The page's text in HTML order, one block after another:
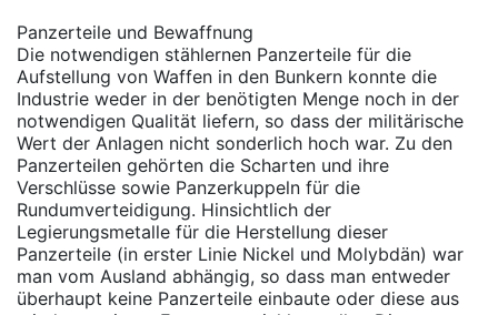
Panzerteile und Bewaffnung
Die notwendigen stählernen Panzerteile für die
Aufstellung von Waffen in den Bunkern konnte die
Industrie weder in der benötigten Menge noch in der
notwendigen Qualität liefern, so dass der militärische
Wert der Anlagen nicht sonderlich hoch war. Zu den
Panzerteilen gehörten die Scharten und ihre
Verschlüsse sowie Panzerkuppeln für die
Rundumverteidigung. Hinsichtlich der
Legierungsmetalle für die Herstellung dieser
Panzerteile (in erster Linie Nickel und Molybdän) war
man vom Ausland abhängig, so dass man entweder
überhaupt keine Panzerteile einbaute oder diese aus